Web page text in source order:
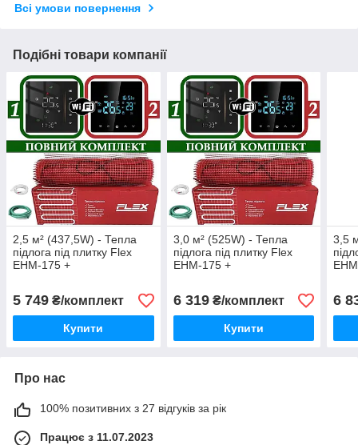
Всі умови повернення
Подібні товари компанії
2,5 м² (437,5W) - Тепла
підлога під плитку Flex
EHM-175 +
5 749 ₴/комплект
Купити
3,0 м² (525W) - Тепла
підлога під плитку Flex
EHM-175 +
6 319₴/комплект
Купити
3,5
6
Про нас
100% позитивних з 27 відгуків за рік
Працює з 11.07.2023